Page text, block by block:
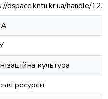
dspace.kntu.kr.ua/handle/
культура
ресурси